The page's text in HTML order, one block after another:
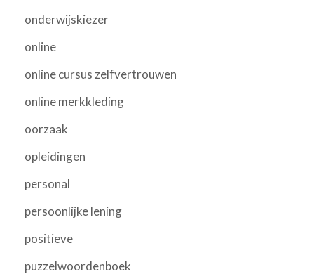
onderwijskiezer
online
online cursus zelfvertrouwen
online merkkleding
oorzaak
opleidingen
personal
persoonlijke lening
positieve
puzzelwoordenboek